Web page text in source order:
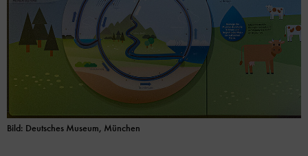
Bild: Deutsches Museum, München